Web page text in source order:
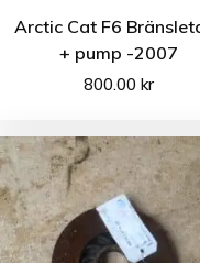
Arctic Cat F6
+ pump -2007
800.00kr